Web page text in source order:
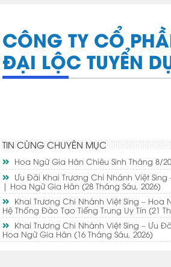
CÔNG TY CỔ
ĐẠI LỘC TUYỂN
TIN CÙNG CHUYÊN MỤC
Hoa Ngữ Gia Hân Chiêu Sinh Tháng 8/
Ưu Đãi Khai Trương Chi Nhánh Việt Sing
| Hoa Ngữ Gia Hân(28 Tháng Sáu, 2026)
Khai Trương Chi Nhánh Việt Sing – Hoa
Hệ Thống Đào Tạo Tiếng Trung Uy Tín(21
Khai Trương Chi Nhánh Việt Sing – Ưu
Hoa Ngữ Gia Hân(16 Tháng Sáu, 2026)